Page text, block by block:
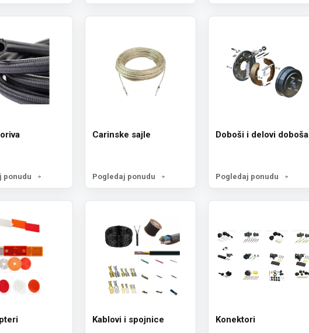
ponudu
Carinske sajle
Pogledaj ponudu
Doboši i delovi doboša
Pogledaj ponudu
Kablovi i spojnice Konektori